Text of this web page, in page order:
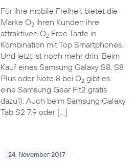
Für ihre mobile Freiheit bietet die
Marke O2ihren Kunden ihre
attraktiven O2Free Tarife in
Kombination mit Top Smartphones.
Und jetzt ist noch mehr drin. Beim
Kauf eines Samsung Galaxy S8, S8
Plus oder Note 8 bei O2gibt es
eine Samsung Gear Fit2 gratis
dazu1). Auch beim Samsung Galaxy
Tab S2 7.9 oder […]
24. November 2017